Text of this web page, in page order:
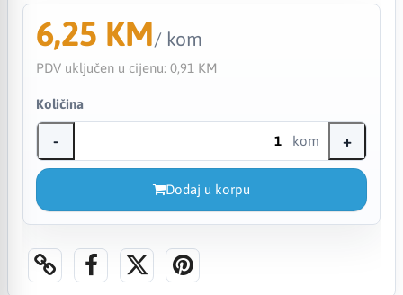
6,25 KM/ kom
PDV uključen u cijenu: 0,91 KM
Količina
- kom +
Dodaj u korpu